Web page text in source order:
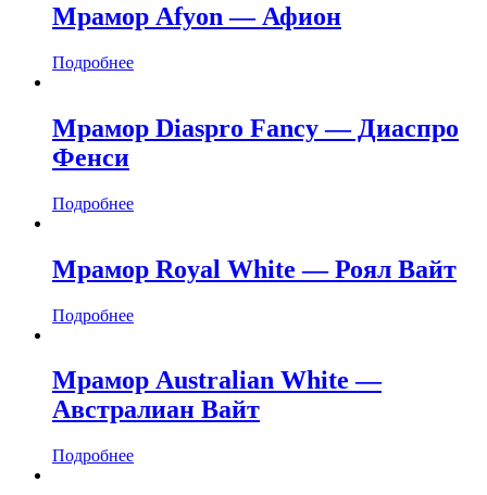
Мрамор Afyon — Афион
Подробнее
Мрамор Diaspro Fancy — Диаспро
Фенси
Подробнее
Мрамор Royal White — Роял Вайт
Подробнее
Мрамор Australian White —
Австралиан Вайт
Подробнее